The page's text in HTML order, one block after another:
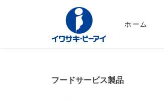
ホーム
フードサービス製品